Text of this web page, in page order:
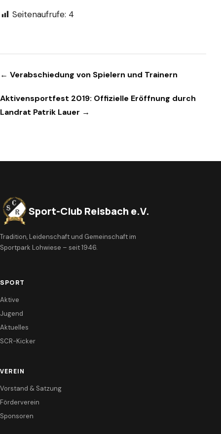
Seitenaufrufe: 4
Beitragsnavigation
← Verabschiedung von Spielern und Trainern
Aktivensportfest 2019: Offizielle Eröffnung durch
Landrat Patrik Lauer →
Sport-Club Reisbach e.V.
Tradition, Leidenschaft und Gemeinschaft im
Sportpark Lohwiese – seit 1946.
SPORT
Aktive
Jugend
Aktuelles
SCR-Kicker
VEREIN
Vorstand & Satzung
Förderverein
Sponsoren